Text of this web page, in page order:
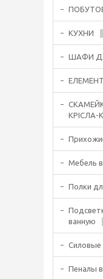
КУХНИ
ШАФИ
КРІСЛА-
Мебель
Полки
ванную
Силовые
Пеналы